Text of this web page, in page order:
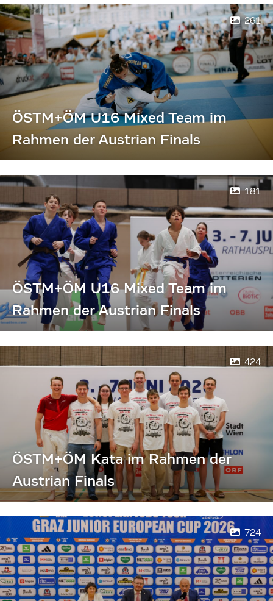
261
ÖSTM+ÖM U16 Mixed Team im
Rahmen der Austrian Finals
181
ÖSTM+ÖM U16 Mixed Team im
Rahmen der Austrian Finals
424
ÖSTM+ÖM Kata im Rahmen der
Austrian Finals
724